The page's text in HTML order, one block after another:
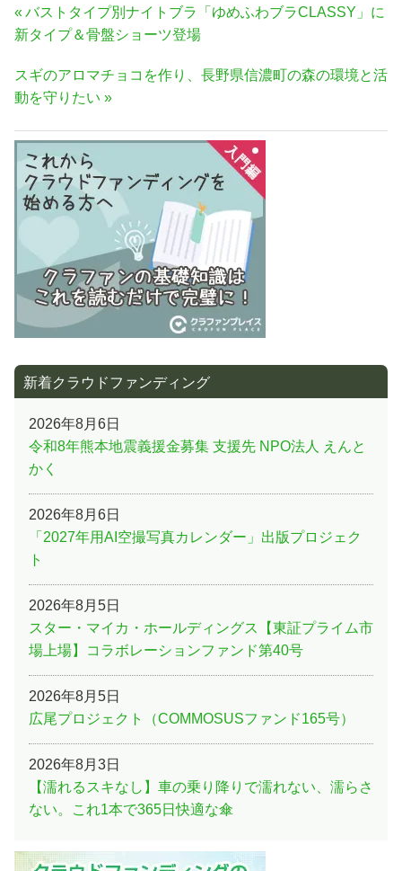
投
稿
ビ
ゲ
ー
シ
ョ
ン
前
の
事:
バストタイプ別ナイトブラ「ゆめふわブラCLASSY」に
新タイプ＆骨盤ショーツ登場
次
の
事:
スギのアロマチョコを作り、長野県信濃町の森の環境と活
動を守りたい
新着クラウドファンディング
2026年8月6日
令和8年熊本地震義援金募集 支援先 NPO法人 えんと
かく
2026年8月6日
「2027年用AI空撮写真カレンダー」出版プロジェク
ト
2026年8月5日
スター・マイカ・ホールディングス【東証プライム市
場上場】コラボレーションファンド第40号
2026年8月5日
広尾プロジェクト（COMMOSUSファンド165号）
2026年8月3日
【濡れるスキなし】車の乗り降りで濡れない、濡らさ
ない。これ1本で365日快適な傘